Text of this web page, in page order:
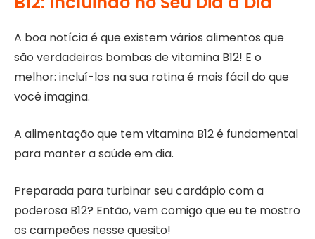
A boa notícia é que existem vários alimentos que
são verdadeiras bombas de vitamina B12! E o
melhor: incluí-los na sua rotina é mais fácil do que
você imagina.
A alimentação que tem vitamina B12 é fundamental
para manter a saúde em dia.
Preparada para turbinar seu cardápio com a
poderosa B12? Então, vem comigo que eu te mostro
os campeões nesse quesito!